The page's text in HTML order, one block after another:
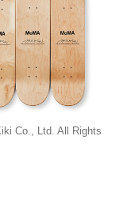
Co., Ltd. All Rights